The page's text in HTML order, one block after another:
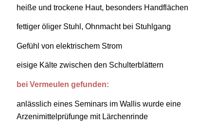
heiße und trockene Haut, besonders Handflächen
fettiger öliger Stuhl, Ohnmacht bei Stuhlgang
Gefühl von elektrischem Strom
eisige Kälte zwischen den Schulterblättern
bei Vermeulen gefunden:
anlässlich eines Seminars im Wallis wurde eine
Arzenimittelprüfunge mit Lärchenrinde